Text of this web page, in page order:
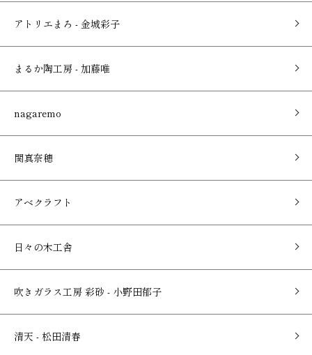
アトリエまろ - 金城彩子
まるか陶工房 - 加藤唯
nagaremo
関真奈穂
アベクラフト
日々の木工舎
吹きガラス工房 彩砂 - 小野田郁子
清天 - 松田清春